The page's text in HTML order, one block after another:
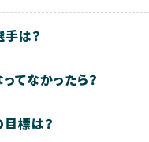
は？
てなかったら？
標は？